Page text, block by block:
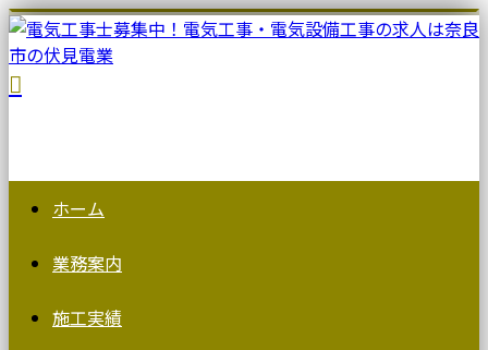
ホーム
業務案内
施工実績